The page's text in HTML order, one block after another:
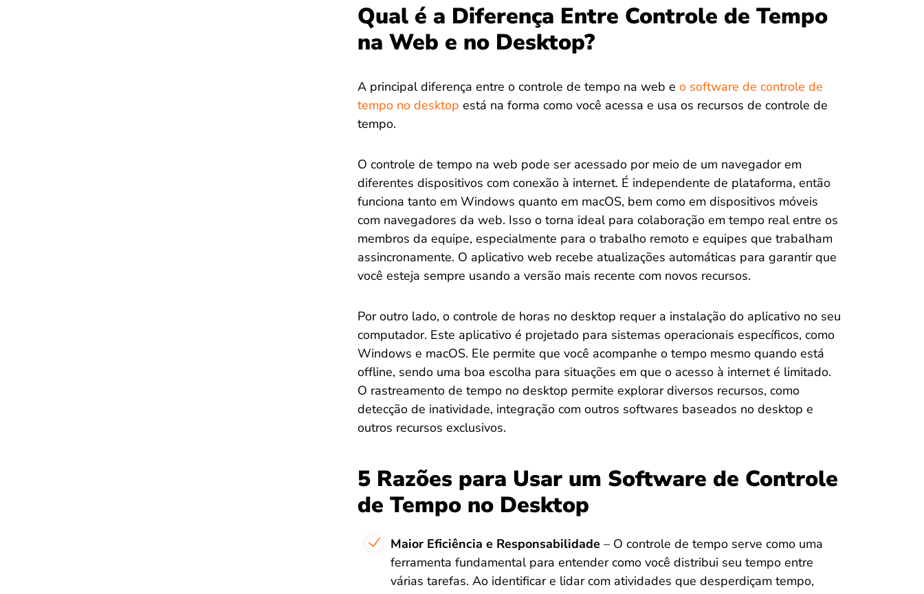
Qual é a Diferença Entre Controle de Tempo
na Web e no Desktop?
A principal diferença entre o controle de tempo na web e o software de controle de
tempo no desktop está na forma como você acessa e usa os recursos de controle de
tempo.
O controle de tempo na web pode ser acessado por meio de um navegador em
diferentes dispositivos com conexão à internet. É independente de plataforma, então
funciona tanto em Windows quanto em macOS, bem como em dispositivos móveis
com navegadores da web. Isso o torna ideal para colaboração em tempo real entre os
membros da equipe, especialmente para o trabalho remoto e equipes que trabalham
assincronamente. O aplicativo web recebe atualizações automáticas para garantir que
você esteja sempre usando a versão mais recente com novos recursos.
Por outro lado, o controle de horas no desktop requer a instalação do aplicativo no seu
computador. Este aplicativo é projetado para sistemas operacionais específicos, como
Windows e macOS. Ele permite que você acompanhe o tempo mesmo quando está
offline, sendo uma boa escolha para situações em que o acesso à internet é limitado.
O rastreamento de tempo no desktop permite explorar diversos recursos, como
detecção de inatividade, integração com outros softwares baseados no desktop e
outros recursos exclusivos.
5 Razões para Usar um Software de Controle
de Tempo no Desktop
Maior Eficiência e Responsabilidade– O controle de tempo serve como uma
ferramenta fundamental para entender como você distribui seu tempo entre
várias tarefas. Ao identificar e lidar com atividades que desperdiçam tempo,